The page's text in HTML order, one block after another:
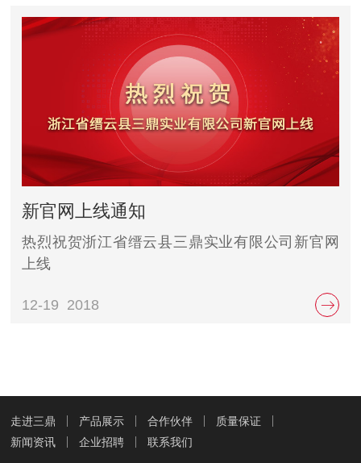
新官网上线通知
热烈祝贺浙江省缙云县三鼎实业有限公司新官网
上线
12-19 2018
走进三鼎 产品展示 合作伙伴
质量保证
新闻资讯
企业招聘 联系我们